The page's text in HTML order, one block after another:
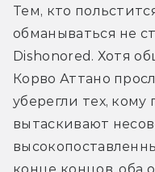
Тем, кто
обманываться не
Dishonored. Хотя
Корво Аттано
уберегли тех, кому
вытаскивают